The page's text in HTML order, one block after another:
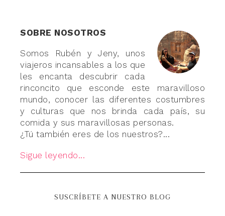
SOBRE NOSOTROS
Somos Rubén y Jeny, unos
viajeros incansables a los que
les encanta descubrir cada
rinconcito que esconde este maravilloso
mundo, conocer las diferentes costumbres
y culturas que nos brinda cada país, su
comida y sus maravillosas personas.
¿Tú también eres de los nuestros?...
Sigue leyendo...
SUSCRÍBETE A NUESTRO BLOG